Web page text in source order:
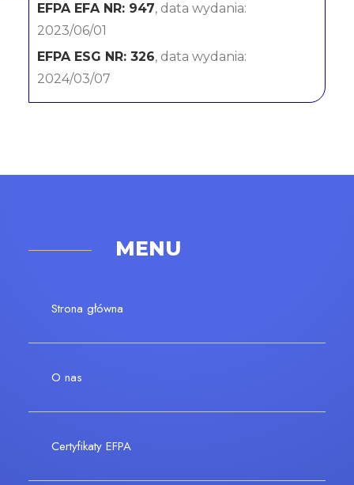
EFPA EFA NR: 947, data wydania:
2023/06/01
EFPA ESG NR: 326, data wydania:
2024/03/07
MENU
Strona główna
O nas
Certyfikaty EFPA